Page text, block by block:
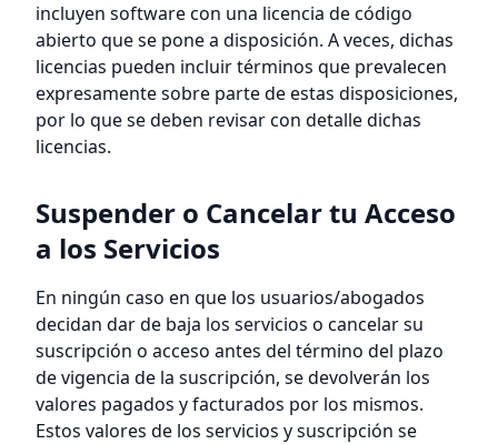
incluyen software con una licencia de código
abierto que se pone a disposición. A veces, dichas
licencias pueden incluir términos que prevalecen
expresamente sobre parte de estas disposiciones,
por lo que se deben revisar con detalle dichas
licencias.
Suspender o Cancelar tu Acceso
a los Servicios
En ningún caso en que los usuarios/abogados
decidan dar de baja los servicios o cancelar su
suscripción o acceso antes del término del plazo
de vigencia de la suscripción, se devolverán los
valores pagados y facturados por los mismos.
Estos valores de los servicios y suscripción se